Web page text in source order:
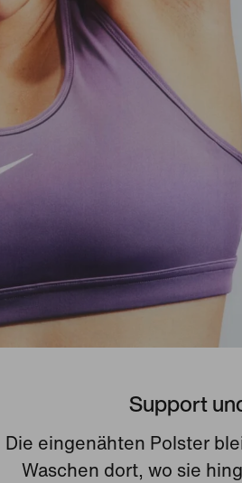
Support
Die eingenähten Polster
Waschen dort, wo sie